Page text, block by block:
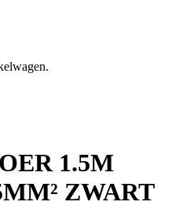
1.5M
ZWART